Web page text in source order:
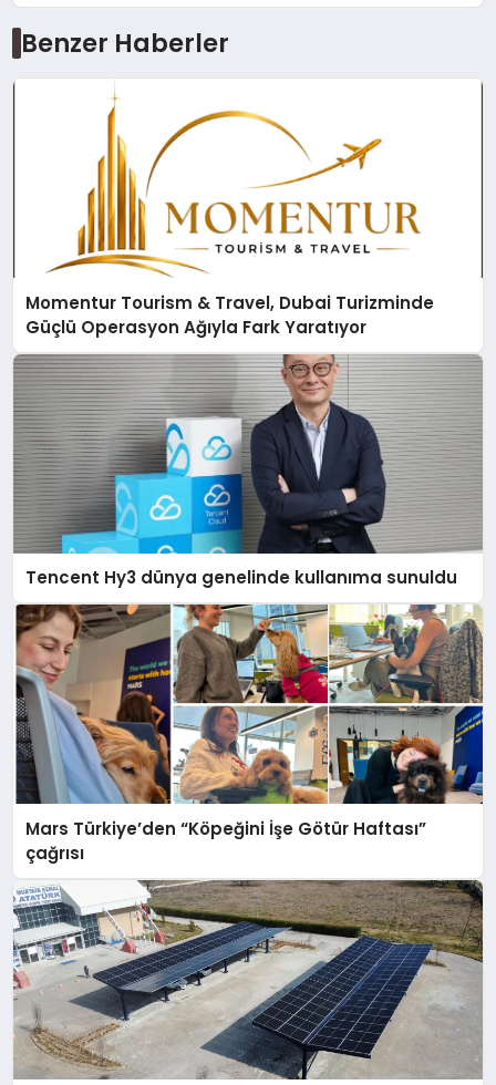
Benzer Haberler
Momentur Tourism & Travel, Dubai Turizminde
Güçlü Operasyon Ağıyla Fark Yaratıyor
Tencent Hy3 dünya genelinde kullanıma sunuldu
Mars Türkiye’den “Köpeğini İşe Götür Haftası”
çağrısı